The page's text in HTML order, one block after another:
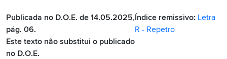
Publicada no D.O.E. de 14.05.2025,
pág. 06.
Este texto não substitui o publicado
no D.O.E.
Índice remissivo: Letra
R - Repetro